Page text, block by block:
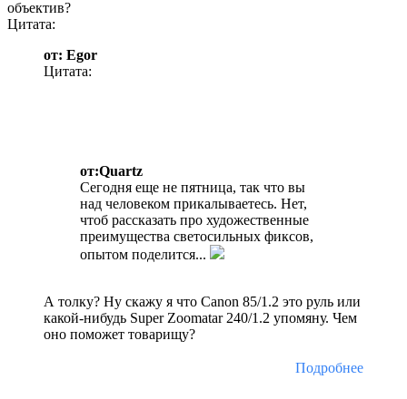
объектив?
Цитата:
от: Egor
Цитата:
от:Quartz
Сегодня еще не пятница, так что вы
над человеком прикалываетесь. Нет,
чтоб рассказать про художественные
преимущества светосильных фиксов,
опытом поделится...
А толку? Ну скажу я что Canon 85/1.2 это руль или
какой-нибудь Super Zoomatar 240/1.2 упомяну. Чем
оно поможет товарищу?
Подробнее